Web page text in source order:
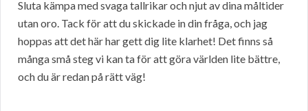
Sluta kämpa med svaga tallrikar och njut av dina måltider
utan oro. Tack för att du skickade in din fråga, och jag
hoppas att det här har gett dig lite klarhet! Det finns så
många små steg vi kan ta för att göra världen lite bättre,
och du är redan på rätt väg!